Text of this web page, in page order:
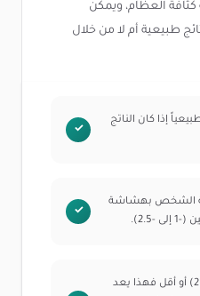
العظام، ويمكن
طبيعية أم لا من خلال
إذا كان الناتج
الشخص بهشاشة
(-1 إلى -2.5).
(-2.5) أو أقل فهذا يعد